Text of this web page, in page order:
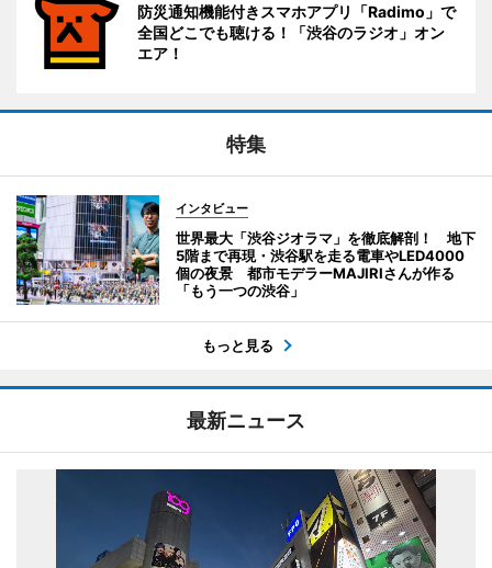
防災通知機能付きスマホアプリ「Radimo」で
全国どこでも聴ける！「渋谷のラジオ」オン
エア！
特集
インタビュー
世界最大「渋谷ジオラマ」を徹底解剖！ 地下
5階まで再現・渋谷駅を走る電車やLED4000
個の夜景 都市モデラーMAJIRIさんが作る
「もう一つの渋谷」
もっと見る
最新ニュース